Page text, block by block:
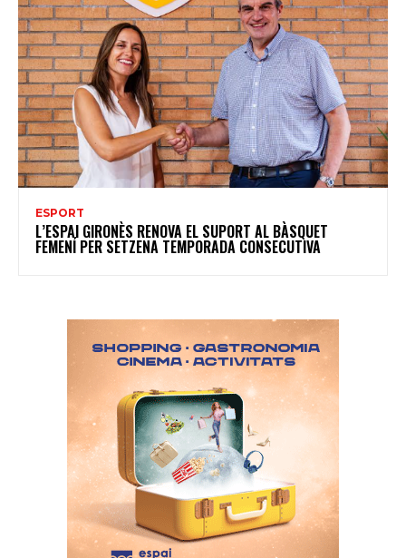
ESPORT
L’ESPAI GIRONÈS RENOVA EL SUPORT AL BÀSQUET
FEMENÍ PER SETZENA TEMPORADA CONSECUTIVA